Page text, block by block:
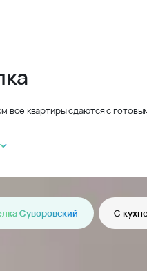
все квартиры сдаются с
Суворовский С